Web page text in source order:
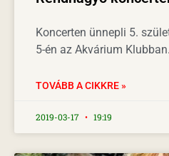
Koncerten ünnepli 5.
5-én az Akvárium Klubban.
TOVÁBB A CIKKRE »
2019-03-17 19:19